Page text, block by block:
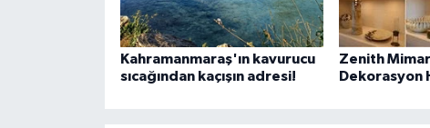
Kahramanmaraş'ın kavurucu
sıcağından kaçışın adresi!
Zenith
Dekorasyon